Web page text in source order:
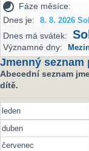
Fáze měsíce:
Dnes je:
8. 8. 2026
Dnes má svátek:
Významné dny:
Jmenný seznam
Abecední seznam
dítě.
leden
duben
červenec